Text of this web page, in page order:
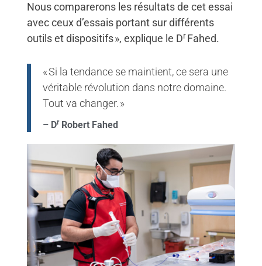
Nous comparerons les résultats de cet essai
avec ceux d’essais portant sur différents
outils et dispositifs », explique le DrFahed.
« Si la tendance se maintient, ce sera une
véritable révolution dans notre domaine.
Tout va changer. »
– DrRobert Fahed